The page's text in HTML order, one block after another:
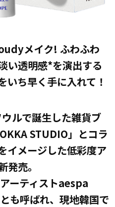
メイク! ふわふわ
い透明感*を演出する
いち早く手に入れて！
ルで誕生した雑貨ブ
STUDIO」とコラ
イメージした低彩度ア
発売。
ーティストaespa
も呼ばれ、現地韓国で